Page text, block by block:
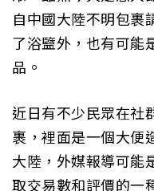
自中國大陸不明包裹
了浴盬外，也有可能
品。
近日有不少民眾在社
裹，裡面是一個大便
大陸，外媒報導可能
取交易數和評價的一